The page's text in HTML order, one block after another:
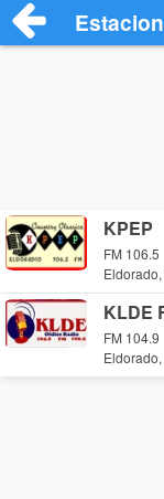
KPEP
FM 106.5
KLDE
FM 104.9